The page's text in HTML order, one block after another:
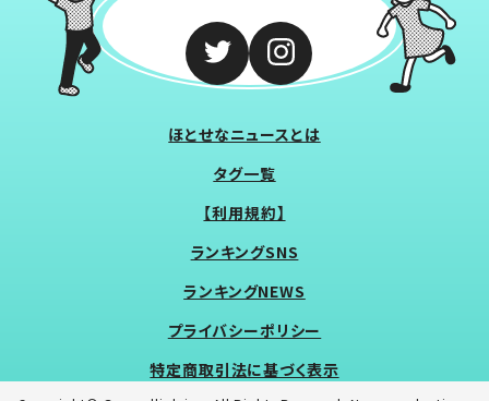
ほとせなニュースとは
タグ一覧
【利用規約】
ランキングSNS
ランキングNEWS
プライバシーポリシー
特定商取引法に基づく表示